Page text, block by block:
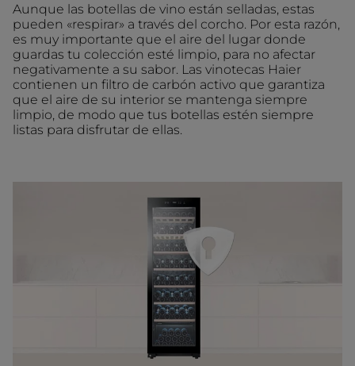
Aunque las botellas de vino están selladas, estas
pueden «respirar» a través del corcho. Por esta razón,
es muy importante que el aire del lugar donde
guardas tu colección esté limpio, para no afectar
negativamente a su sabor. Las vinotecas Haier
contienen un filtro de carbón activo que garantiza
que el aire de su interior se mantenga siempre
limpio, de modo que tus botellas estén siempre
listas para disfrutar de ellas.